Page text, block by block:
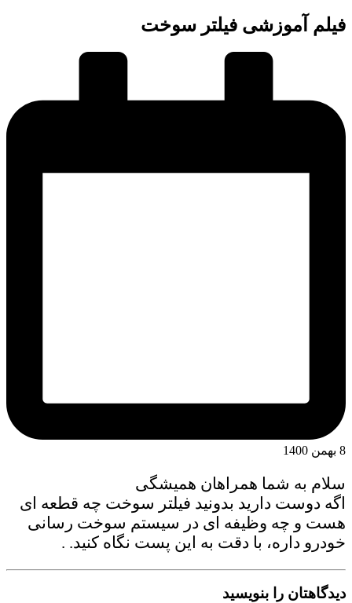
فیلم آموزشی فیلتر سوخت
8 بهمن 1400
سلام به شما همراهان همیشگی
اگه دوست دارید بدونید فیلتر سوخت چه قطعه ای
هست و چه وظیفه ای در سیستم سوخت رسانی
خودرو داره، با دقت به این پست نگاه کنید. .
دیدگاهتان را بنویسید